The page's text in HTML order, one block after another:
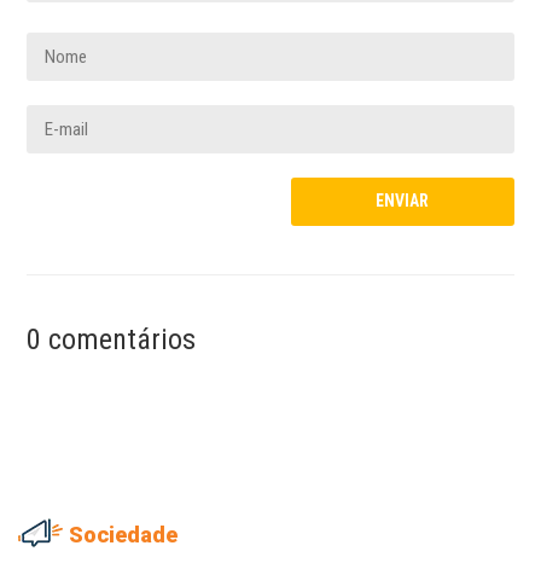
0 comentários
Sociedade